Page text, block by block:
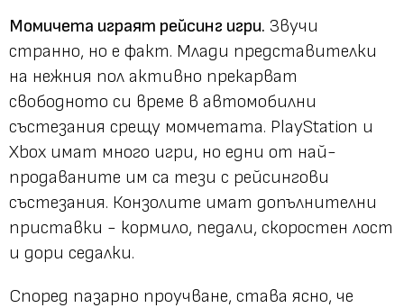
Момичета играят рейсинг игри. Звучи
странно, но е факт. Млади представителки
на нежния пол активно прекарват
свободното си време в автомобилни
състезания срещу момчетата. PlayStation и
Xbox имат много игри, но едни от най-
продаваните им са тези с рейсингови
състезания. Конзолите имат допълнителни
приставки - кормило, педали, скоростен лост
и дори седалки.
Според пазарно проучване, става ясно, че